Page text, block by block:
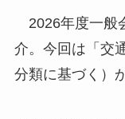
2026年度一般
介。今回は「交
分類に基づく）